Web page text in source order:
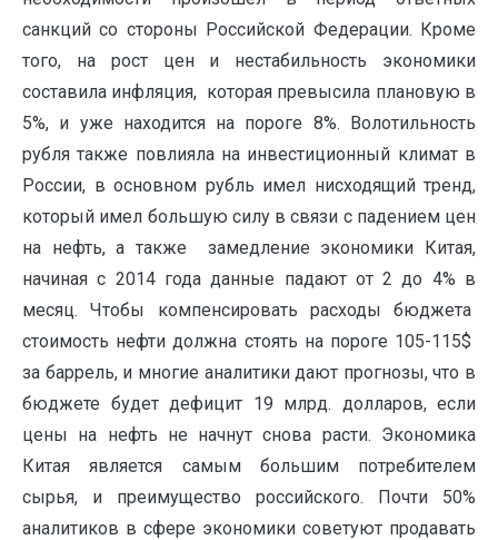
санкций со стороны Российской Федерации. Кроме
того, на рост цен и нестабильность экономики
составила инфляция, которая превысила плано­вую в
5%, и уже находится на пороге 8%. Волотильность
рубля также повлияла на инвестиционный климат в
России, в основном рубль имел нисходящий тренд,
который имел большую силу в связи с падением цен
на нефть, а также замедление экономики Китая,
начиная с 2014 года данные падают от 2 до 4% в
месяц. Чтобы компенсировать расходы бюджета
стоимость нефти должна стоять на пороге 105-115$
за баррель, и многие аналитики дают прогнозы, что в
бюджете будет дефицит 19 млрд. долларов, если
цены на нефть не начнут снова расти. Экономика
Китая является самым большим потребителем
сырья, и преимущество российского. Почти 50%
аналитиков в сфере экономики советуют продавать